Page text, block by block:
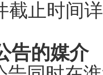
截止时间
告的媒介